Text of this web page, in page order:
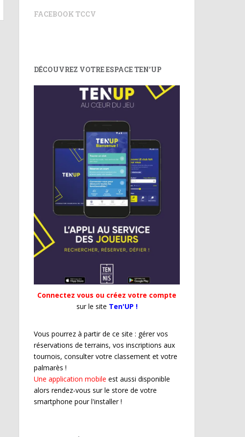
FACEBOOK TCCV
DÉCOUVREZ VOTRE ESPACE TEN’UP
Connectez vous ou créez votre compte
sur le site Ten'UP !
Vous pourrez à partir de ce site : gérer vos
réservations de terrains, vos inscriptions aux
tournois, consulter votre classement et votre
palmarès !
Une application mobile est aussi disponible
alors rendez-vous sur le store de votre
smartphone pour l'installer !